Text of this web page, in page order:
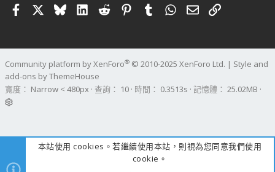
FacebookBlueskyLinkedIn
RedditPinterestTumblrWhatsApp
電子郵件
連結
Community platform by XenForo® © 2010-2025 XenForo Ltd. | Style and
add-ons by ThemeHouse
寬度
查詢 10 時間 0.3513s 記憶體 25.02MB
本站使用 cookies。若繼續使用本站，則視為您同意我們使用
cookie。